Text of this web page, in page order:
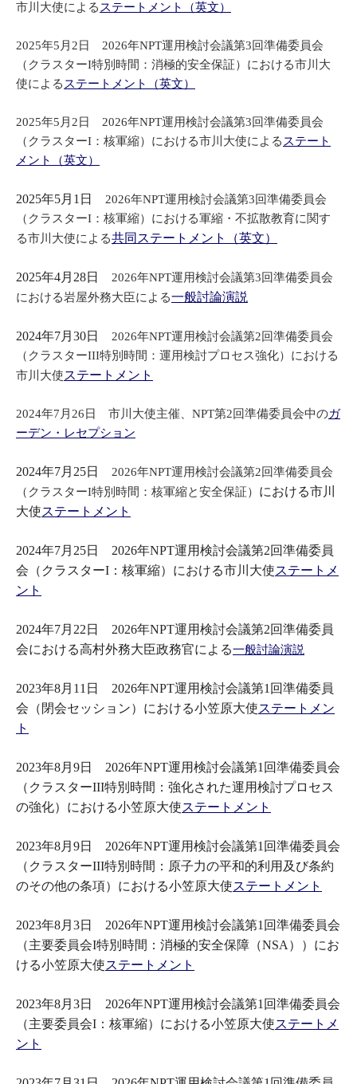
市川大使による ステートメント（英文）
2025年5月2日 2026年NPT運用検討会議第3回準備委員会
（クラスターI特別時間：消極的安全保証）における市川大
使による ステートメント（英文）
2025年5月2日 2026年NPT運用検討会議第3回準備委員会
（クラスターI：核軍縮）における市川大使による ステート
メント（英文）
2025年5月1日 2026年NPT運用検討会議第3回準備委員会
（クラスターI：核軍縮）における軍縮・不拡散教育に関す
る市川大使による共同ステートメント（英文）
2025年4月28日 2026年NPT運用検討会議第3回準備委員会
における岩屋外務大臣による一般討論演説
2024年7月30日 2026年NPT運用検討会議第2回準備委員会
（クラスターIII特別時間：運用検討プロセス強化）における
市川大使ステートメント
2024年7月26日 市川大使主催、NPT第2回準備委員会中のガ
ーデン・レセプション
2024年7月25日 2026年NPT運用検討会議第2回準備委員会
（クラスターI特別時間：核軍縮と安全保証） における市川
大使ステートメント
2024年7月25日 2026年NPT運用検討会議第2回準備委員
会（クラスターI：核軍縮）における市川大使ステートメ
ント
2024年7月22日 2026年NPT運用検討会議第2回準備委員
会における高村外務大臣政務官による一般討論演説
2023年8月11日 2026年NPT運用検討会議第1回準備委員
会（閉会セッション）における小笠原大使ステートメン
ト
2023年8月9日 2026年NPT運用検討会議第1回準備委員会
（クラスターIII特別時間：強化された運用検討プロセス
の強化）における小笠原大使ステートメント
2023年8月9日 2026年NPT運用検討会議第1回準備委員会
（クラスターIII特別時間：原子力の平和的利用及び条約
のその他の条項）における小笠原大使ステートメント
2023年8月3日 2026年NPT運用検討会議第1回準備委員会
（主要委員会I特別時間：消極的安全保障（NSA））にお
ける小笠原大使ステートメント
2023年8月3日 2026年NPT運用検討会議第1回準備委員会
（主要委員会I：核軍縮）における小笠原大使ステートメ
ント